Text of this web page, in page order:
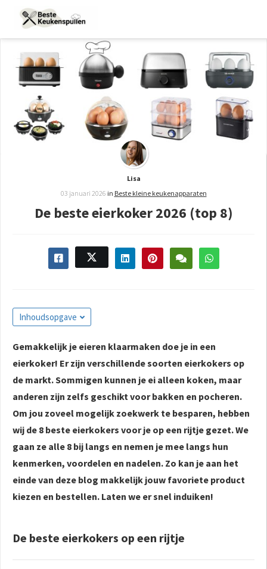
Lisa
03 januari 2026 in Beste kleine keukenapparaten
De beste eierkoker 2026 (top 8)
Inhoudsopgave
Gemakkelijk je eieren klaarmaken doe je in een
eierkoker! Er zijn verschillende soorten eierkokers op
de markt. Sommigen kunnen je ei alleen koken, maar
anderen zijn zelfs geschikt voor bakken en pocheren.
Om jou zoveel mogelijk zoekwerk te besparen, hebben
wij de 8 beste eierkokers voor je op een rijtje gezet. We
gaan ze alle 8 bij langs en nemen je mee langs hun
kenmerken, voordelen en nadelen. Zo kan je aan het
einde van deze blog makkelijk jouw favoriete product
kiezen en bestellen. Laten we er snel induiken!
De beste eierkokers op een rijtje